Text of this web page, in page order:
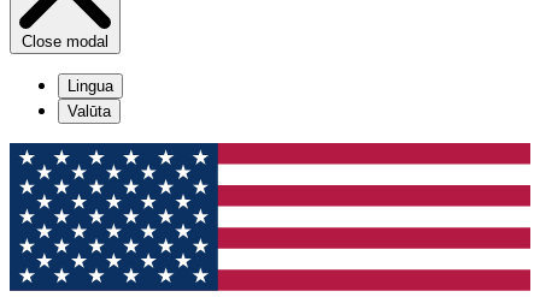
Close modal
Lingua
Valūta